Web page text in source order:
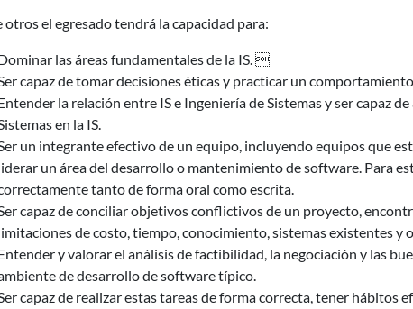
otros el egresado tendrá la capacidad para:
las áreas fundamentales de la IS. 
capaz de tomar decisiones éticas y practicar un
la relación entre IS e Ingeniería de Sistemas y ser capaz
en la IS.
un integrante efectivo de un equipo, incluyendo equipos que
un área del desarrollo o mantenimiento de software. Para
tanto de forma oral como escrita.
capaz de conciliar objetivos conflictivos de un proyecto,
de costo, tiempo, conocimiento, sistemas existentes y
y valorar el análisis de factibilidad, la negociación y las
de desarrollo de software típico.
capaz de realizar estas tareas de forma correcta, tener hábitos